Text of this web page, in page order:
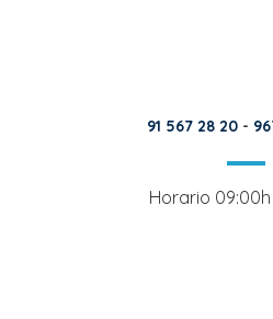
91 567 28 20-
Horario 09:00h